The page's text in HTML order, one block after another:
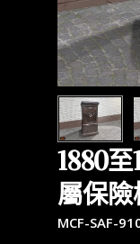
1880
屬保險
MCF-SAF-